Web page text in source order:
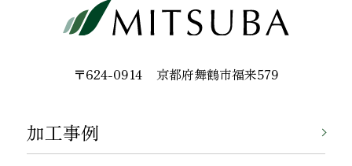
〒624-0914 京都府舞鶴市福来579
加工事例